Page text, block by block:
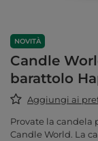
NOVITÀ
Candle
barattolo
Aggiungi ai
Provate la candela
Candle World. La